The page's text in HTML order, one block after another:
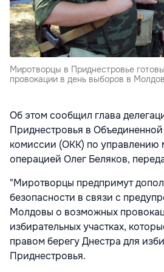
Миротворцы в Приднестровье
провокации в день выборов в
Об этом сообщил глава
Приднестровья в
комиссии (ОКК) по управлению
операцией Олег Беляков,
"Миротворцы предпримут
безопасности в связи с
Молдовы о возможных
избирательных участках,
правом берегу Днестра для
Приднестровья.